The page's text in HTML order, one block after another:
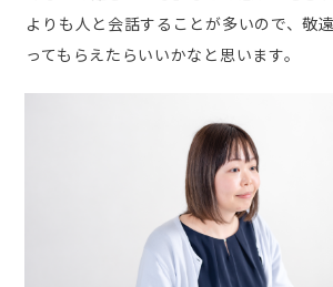
よりも人と会話することが多いので、敬
ってもらえたらいいかなと思います。